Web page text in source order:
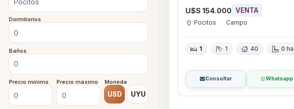
Dormitorios
Baños
Precio mínimo Precio máximo Moneda
USD UYU
U$S 154.000 VENTA
Pocitos Campo
1 1 40 0 ha
Consultar Whatsapp